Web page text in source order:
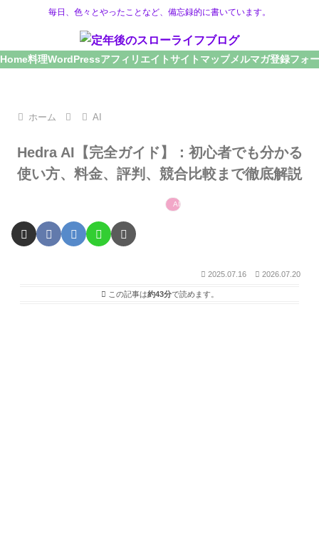
毎日、色々とやったことなど、備忘録的に書いています。
Home料理WordPressアフィリエイトサイトマップメルマガ登録フォ
ホーム AI
Hedra AI【完全ガイド】：初心者でも分かる
使い方、料金、評判、競合比較まで徹底解説
AI
2025.07.16 2026.07.20
この記事は約43分で読めます。